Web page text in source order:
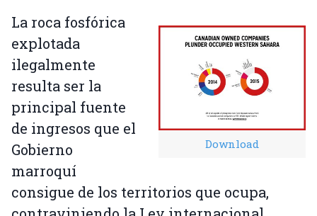
Download
La roca fosfórica
explotada
ilegalmente
resulta ser la
principal fuente
de ingresos que el
Gobierno
marroquí
consigue de los territorios que ocupa,